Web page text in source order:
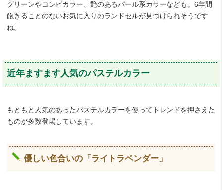
グリーンやコンビカラー、艶のあるパール系カラーなども。6年間
飽きることのないお気に入りのランドセルが見つけられそうです
ね。
近年ますます人気のパステルカラー
もともと人気のあったパステルカラーを使ってトレンドを押さえた
ものが多数登場しています。
優しい色合いの「ライトラベンダー」